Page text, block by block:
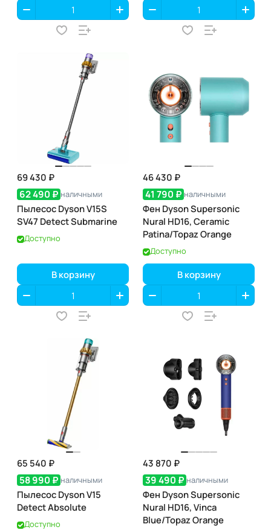
69 430 ₽
62 490 ₽ наличными
Пылесос Dyson V15S
SV47 Detect Submarine
Доступно
В корзину
46 430 ₽
41 790 ₽ наличными
Фен Dyson Supersonic
Nural HD16, Ceramic
Patina/Topaz Orange
Доступно
В корзину
65 540 ₽
58 990 ₽ наличными
Пылесос Dyson V15
Detect Absolute
Доступно
43 870 ₽
39 490 ₽ наличными
Фен Dyson Supersonic
Nural HD16, Vinca
Blue/Topaz Orange